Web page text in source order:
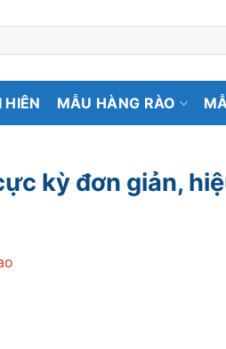
MẪU HÀNG RÀO
kỳ đơn giản,